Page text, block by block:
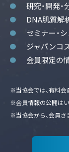
研究・開発
DNA肌質解
セミナー・
ジャパンコ
会員限定の
※当協会では、有料会
※会員情報の公開はい
※当協会から、会員さ